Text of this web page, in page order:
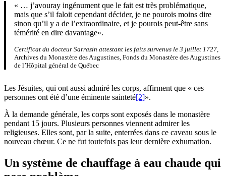
« … j’avouray ingénument que le fait est très problématique,
mais que s’il faloit cependant décider, je ne pourois moins dire
sinon qu’il y a de l’extraordinaire, et je pourois peut-être sans
témérité en dire davantage».
Certificat du docteur Sarrazin attestant les faits survenus le 3 juillet 1727
Archives du Monastère des Augustines, Fonds du Monastère des Augustines
de l’Hôpital général de Québec
Les Jésuites, qui ont aussi admiré les corps, affirment que « ces
personnes ont été d’une éminente sainteté[2]».
À la demande générale, les corps sont exposés dans le monastère
pendant 15 jours. Plusieurs personnes viennent admirer les
religieuses. Elles sont, par la suite, enterrées dans ce caveau sous le
nouveau chœur. Ce ne fut toutefois pas leur dernière exhumation.
Un système de chauffage à eau chaude qui